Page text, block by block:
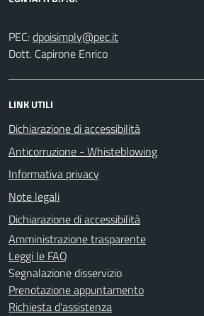
PEC:
Dott. Capirone Enrico
LINK UTILI
Dichiarazione di accessibilità
Anticorruzione - Whisteblowing
Informativa privacy
Note legali
Dichiarazione di accessibilità
Amministrazione trasparente
Leggi le FAQ
Segnalazione disservizio
Prenotazione appuntamento
Richiesta d'assistenza